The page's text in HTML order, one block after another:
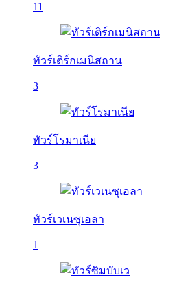
11
ทัวร์เติร์กเมนิสถาน
3
ทัวร์โรมาเนีย
3
ทัวร์เวเนซุเอลา
1